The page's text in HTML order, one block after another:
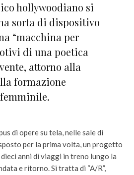
hollywoodiano si
sorta di dispositivo
“macchina per
di una poetica
attorno alla
formazione
di opere su tela, nelle sale di
per la prima volta, un progetto
anni di viaggi in treno lungo la
e ritorno. Si tratta di “A/R”,